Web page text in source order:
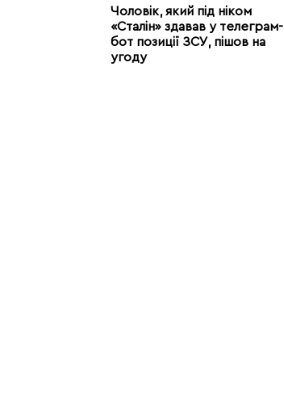
Чоловік, який під ніком
«Сталін» здавав у телеграм-
бот позиції ЗСУ, пішов на
угоду